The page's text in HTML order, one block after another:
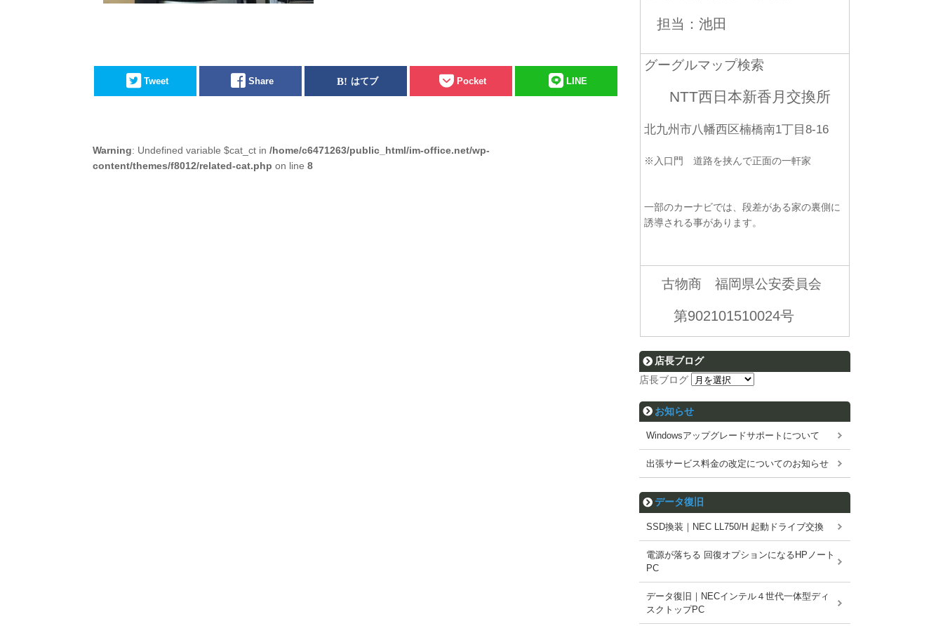
Tweet Share はてブ Pocket LINE
Warning: Undefined variable $cat_ct in /home/c6471263/public_html/im-office.net/wp-
content/themes/f8012/related-cat.php on line 8
担当：池田
グーグルマップ検索
NTT西日本新香月交換所
北九州市八幡西区楠橋南1丁目8-16
※入口門 道路を挟んで正面の一軒家
一部のカーナビでは、段差がある家の裏側に
誘導される事があります。
古物商 福岡県公安委員会
第902101510024号
店長ブログ
店長ブログ
お知らせ
Windowsアップグレードサポートについて
出張サービス料金の改定についてのお知らせ
データ復旧
SSD換装｜NEC LL750/H 起動ドライブ交換
電源が落ちる 回復オプションになるHPノート
PC
データ復旧｜NECインテル４世代一体型ディ
スクトップPC